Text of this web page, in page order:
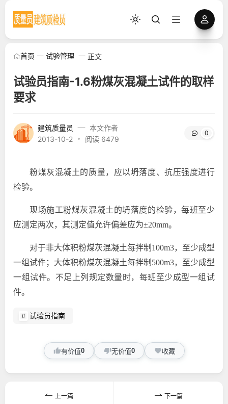
首页 试验管理 正文
试验员指南-1.6粉煤灰混凝土试件的取样
要求
建筑质量员
本文作者
2013-10-2
阅读 6479
0
粉煤灰混凝土的质量，应以坍落度、抗压强度进行
检验。
现场施工粉煤灰混凝土的坍落度的检验，每班至少
应测定两次，其测定值允许偏差应为±20mm。
对于非大体积粉煤灰混凝土每拌制 100m3，至少成型
一组试件；大体积粉煤灰混凝土每拌制 500m3，至少成型
一组试件。不足上列规定数量时，每班至少成型一组试
件。
试验员指南
有价值0 无价值0 收藏
上一篇 下一篇